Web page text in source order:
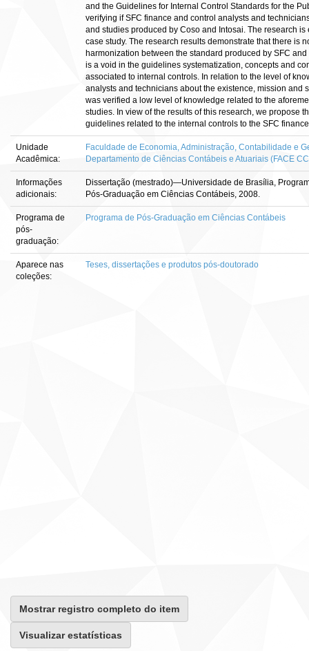
and the Guidelines for Internal Control Standards for the
verifying if SFC finance and control analysts and
and studies produced by Coso and Intosai. The research
case study. The research results demonstrate that there is
harmonization between the standard produced by SFC
is a void in the guidelines systematization, concepts and
associated to internal controls. In relation to the level of
analysts and technicians about the existence, mission and
was verified a low level of knowledge related to the
studies. In view of the results of this research, we propose
guidelines related to the internal controls to the SFC
Unidade
Acadêmica:
Faculdade de Economia, Administração, Contabilidade e
Departamento de Ciências Contábeis e Atuariais (FACE
Informações
adicionais:
Dissertação (mestrado)—Universidade de Brasília,
Pós-Graduação em Ciências Contábeis, 2008.
Programa de
pós-
graduação:
Programa de Pós-Graduação em Ciências Contábeis
Aparece nas
coleções:
Teses, dissertações e produtos pós-doutorado
Mostrar registro completo do item
Visualizar estatísticas